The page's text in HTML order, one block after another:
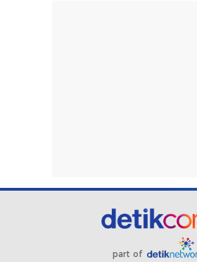
part of